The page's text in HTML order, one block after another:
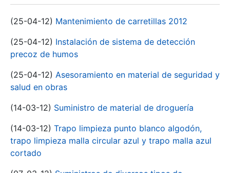
(25-04-12) Mantenimiento de carretillas 2012
(25-04-12) Instalación de sistema de detección
precoz de humos
(25-04-12) Asesoramiento en material de seguridad y
salud en obras
(14-03-12) Suministro de material de droguería
(14-03-12) Trapo limpieza punto blanco algodón,
trapo limpieza malla circular azul y trapo malla azul
cortado